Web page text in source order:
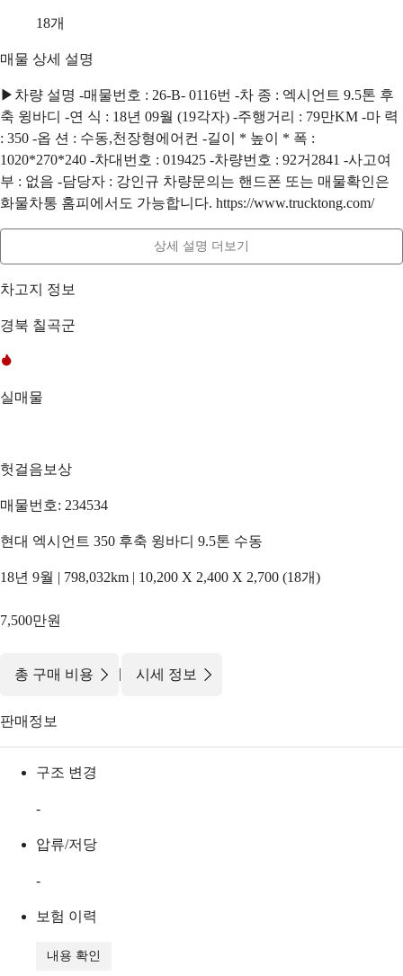
18개
매물 상세 설명
▶차량 설명 -매물번호 : 26-B- 0116번 -차 종 : 엑시언트 9.5톤 후
축 윙바디 -연 식 : 18년 09월 (19각자) -주행거리 : 79만KM -마 력
: 350 -옵 션 : 수동,천장형에어컨 -길이 * 높이 * 폭 :
1020*270*240 -차대번호 : 019425 -차량번호 : 92거2841 -사고여
부 : 없음 -담당자 : 강인규 차량문의는 핸드폰 또는 매물확인은
화물차통 홈피에서도 가능합니다. https://www.trucktong.com/
상세 설명 더보기
차고지 정보
경북 칠곡군
실매물
헛걸음보상
매물번호: 234534
현대 엑시언트 350 후축 윙바디 9.5톤 수동
18년 9월 | 798,032km | 10,200 X 2,400 X 2,700 (18개)
7,500만원
총 구매 비용 | 시세 정보
판매정보
구조 변경
-
압류/저당
-
보험 이력
내용 확인